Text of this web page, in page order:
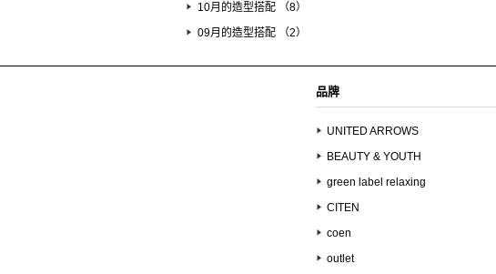
10月的造型搭配 （8）
09月的造型搭配 （2）
品牌
UNITED ARROWS
BEAUTY & YOUTH
green label relaxing
CITEN
coen
outlet